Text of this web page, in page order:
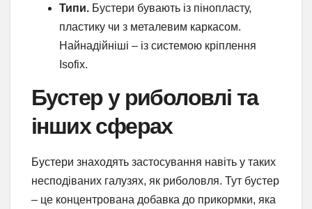
Типи. Бустери бувають із пінопласту,
пластику чи з металевим каркасом.
Найнадійніші – із системою кріплення
Isofix.
Бустер у риболовлі та
інших сферах
Бустери знаходять застосування навіть у таких
несподіваних галузях, як риболовля. Тут бустер
– це концентрована добавка до прикормки, яка